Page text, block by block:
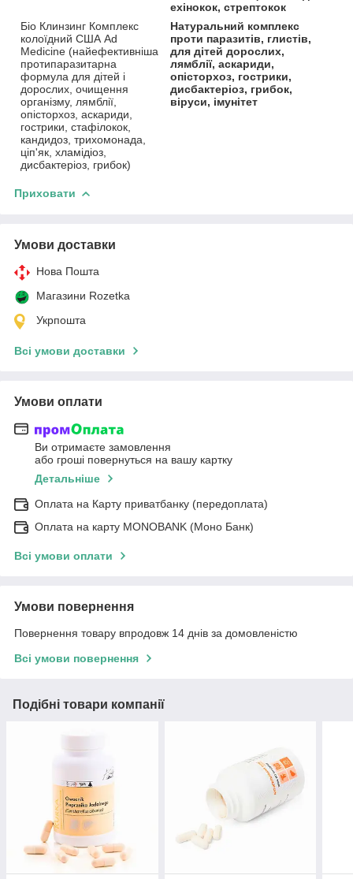
ехінокок, стрептокок
Біо Клинзинг Комплекс
колоїдний США Ad
Medicine (найефективніша
протипаразитарна
формула для дітей і
дорослих, очищення
організму, лямблії,
опісторхоз, аскариди,
гострики, стафілокок,
кандидоз, трихомонада,
ціп'як, хламідіоз,
дисбактеріоз, грибок)
Натуральний комплекс
проти паразитів, глистів,
для дітей дорослих,
лямблії, аскариди,
опісторхоз, гострики,
дисбактеріоз, грибок,
віруси, імунітет
Приховати
Умови доставки
Нова Пошта
Магазини Rozetka
Укрпошта
Всі умови доставки
Умови оплати
Ви отримаєте замовлення
або гроші повернуться на вашу картку
Детальніше
Оплата на Карту приватбанку (передоплата)
Оплата на карту MONOBANK (Моно Банк)
Всі умови оплати
Умови повернення
Повернення товару впродовж 14 днів за домовленістю
Всі умови повернення
Подібні товари компанії